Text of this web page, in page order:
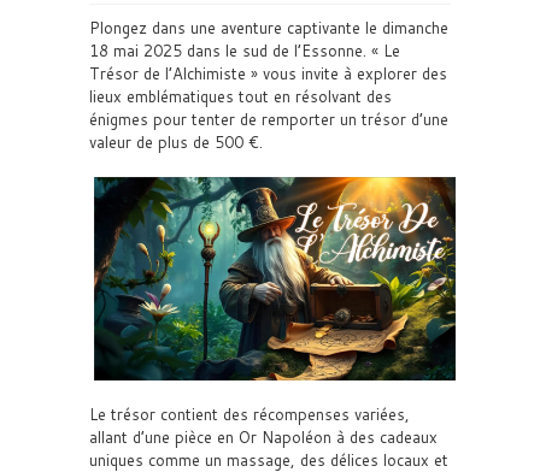
Plongez dans une aventure captivante le dimanche
18 mai 2025 dans le sud de l’Essonne. « Le
Trésor de l’Alchimiste » vous invite à explorer des
lieux emblématiques tout en résolvant des
énigmes pour tenter de remporter un trésor d’une
valeur de plus de 500 €.
Le trésor contient des récompenses variées,
allant d’une pièce en Or Napoléon à des cadeaux
uniques comme un massage, des délices locaux et